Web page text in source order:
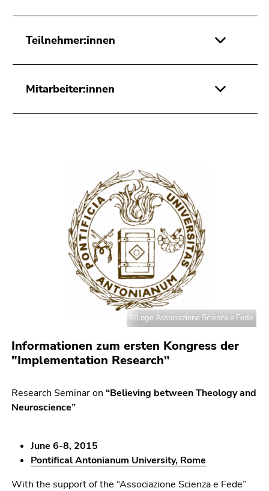
Teilnehmer:innen
Mitarbeiter:innen
©Logo Associazione Scienza e Fede
Informationen zum ersten Kongress der
"Implementation Research"
Research Seminar on “Believing between Theology and
Neuroscience”
June 6-8, 2015
Pontifical Antonianum University, Rome
With the support of the “Associazione Scienza e Fede”